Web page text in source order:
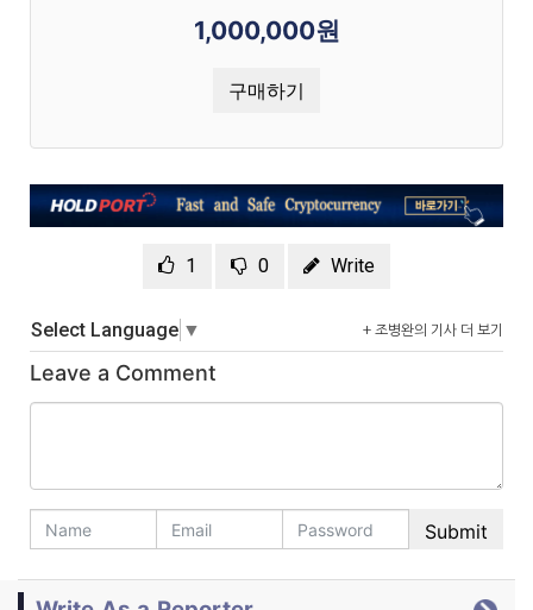
1,000,000원
구매하기
1 0 Write
Select Language ▼ + 조병완의 기사 더 보기
Leave a Comment